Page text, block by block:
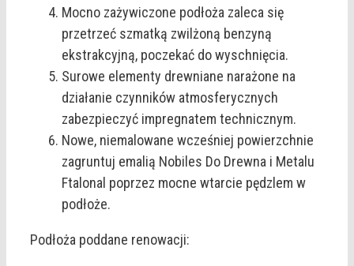
Mocno zażywiczone podłoża zaleca się
przetrzeć szmatką zwilżoną benzyną
ekstrakcyjną, poczekać do wyschnięcia.
Surowe elementy drewniane narażone na
działanie czynników atmosferycznych
zabezpieczyć impregnatem technicznym.
Nowe, niemalowane wcześniej powierzchnie
zagruntuj emalią Nobiles Do Drewna i Metalu
Ftalonal poprzez mocne wtarcie pędzlem w
podłoże.
Podłoża poddane renowacji: